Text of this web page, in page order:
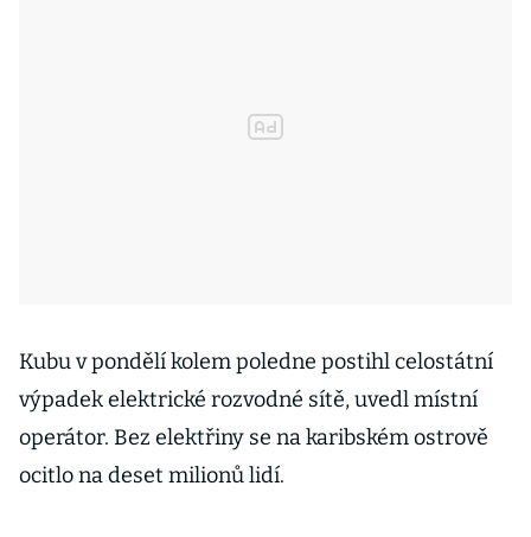
Kubu v pondělí kolem poledne postihl celostátní
výpadek elektrické rozvodné sítě, uvedl místní
operátor. Bez elektřiny se na karibském ostrově
ocitlo na deset milionů lidí.